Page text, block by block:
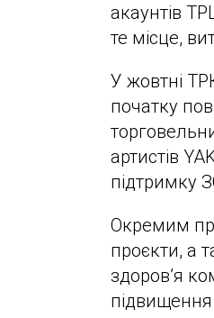
акаунтів
те місце,
У жовтні
початку
артистів
підтримку
Окремим
проєкти, а
здоров’я
підвищення